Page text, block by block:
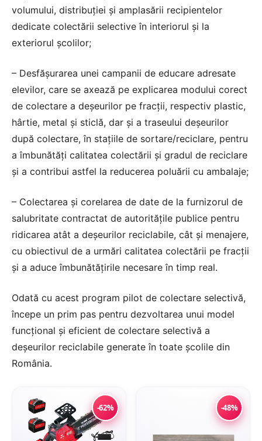
volumului, distribuţiei şi amplasării recipientelor
dedicate colectării selective în interiorul şi la
exteriorul şcolilor;
– Desfăşurarea unei campanii de educare adresate
elevilor, care se axează pe explicarea modului corect
de colectare a deşeurilor pe fracţii, respectiv plastic,
hârtie, metal şi sticlă, dar şi a traseului deşeurilor
după colectare, în staţiile de sortare/reciclare, pentru
a îmbunătăţi calitatea colectării şi gradul de reciclare
şi a contribui astfel la reducerea poluării cu ambalaje;
– Colectarea şi corelarea de date de la furnizorul de
salubritate contractat de autorităţile publice pentru
ridicarea atât a deşeurilor reciclabile, cât şi menajere,
cu obiectivul de a urmări calitatea colectării pe fracţii
şi a aduce îmbunătăţirile necesare în timp real.
Odată cu acest program pilot de colectare selectivă,
începe un prim pas pentru dezvoltarea unui model
funcţional şi eficient de colectare selectivă a
deşeurilor reciclabile generate în toate şcolile din
România.
-62% -48%